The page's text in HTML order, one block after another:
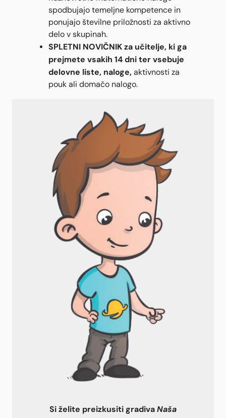
spodbujajo temeljne kompetence in
ponujajo številne priložnosti za aktivno
delo v skupinah.
SPLETNI NOVIČNIK za učitelje, ki ga
prejmete vsakih 14 dni ter vsebuje
delovne liste, naloge, aktivnosti za
pouk ali domačo nalogo.
Si želite preizkusiti gradiva Naša